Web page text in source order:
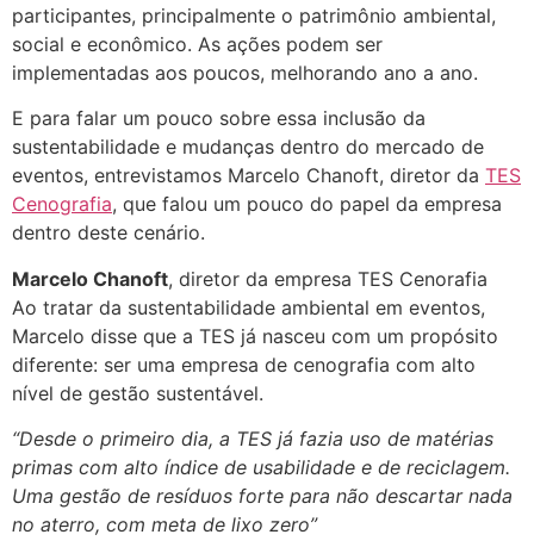
participantes, principalmente o patrimônio ambiental,
social e econômico. As ações podem ser
implementadas aos poucos, melhorando ano a ano.
E para falar um pouco sobre essa inclusão da
sustentabilidade e mudanças dentro do mercado de
eventos, entrevistamos Marcelo Chanoft, diretor da TES
Cenografia, que falou um pouco do papel da empresa
dentro deste cenário.
Marcelo Chanoft, diretor da empresa TES Cenorafia
Ao tratar da sustentabilidade ambiental em eventos,
Marcelo disse que a TES já nasceu com um propósito
diferente: ser uma empresa de cenografia com alto
nível de gestão sustentável.
“Desde o primeiro dia, a TES já fazia uso de matérias
primas com alto índice de usabilidade e de reciclagem.
Uma gestão de resíduos forte para não descartar nada
no aterro, com meta de lixo zero”